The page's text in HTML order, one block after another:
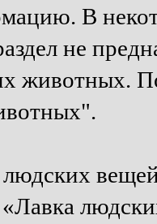
В
не
животных.
людских